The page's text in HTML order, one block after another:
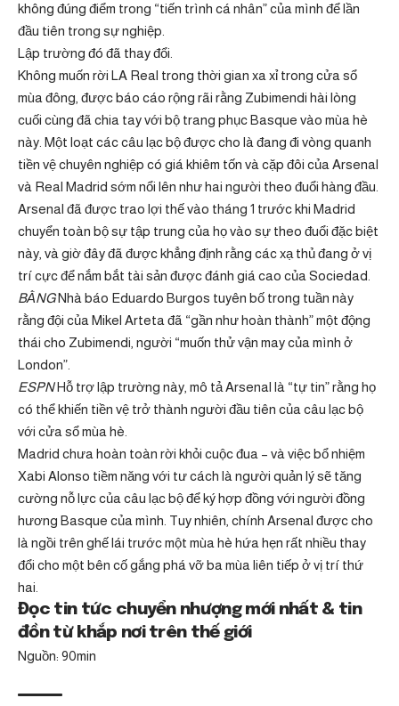
không đúng điểm trong “tiến trình cá nhân” của mình để lần
đầu tiên trong sự nghiệp.
Lập trường đó đã thay đổi.
Không muốn rời LA Real trong thời gian xa xỉ trong cửa sổ
mùa đông, được báo cáo rộng rãi rằng Zubimendi hài lòng
cuối cùng đã chia tay với bộ trang phục Basque vào mùa hè
này. Một loạt các câu lạc bộ được cho là đang đi vòng quanh
tiền vệ chuyên nghiệp có giá khiêm tốn và cặp đôi của Arsenal
và Real Madrid sớm nổi lên như hai người theo đuổi hàng đầu.
Arsenal đã được trao lợi thế vào tháng 1 trước khi Madrid
chuyển toàn bộ sự tập trung của họ vào sự theo đuổi đặc biệt
này, và giờ đây đã được khẳng định rằng các xạ thủ đang ở vị
trí cực để nắm bắt tài sản được đánh giá cao của Sociedad.
BẰNGNhà báo Eduardo Burgos tuyên bố trong tuần này
rằng đội của Mikel Arteta đã “gần như hoàn thành” một động
thái cho Zubimendi, người “muốn thử vận ​​may của mình ở
London”.
ESPNHỗ trợ lập trường này, mô tả Arsenal là “tự tin” rằng họ
có thể khiến tiền vệ trở thành người đầu tiên của câu lạc bộ
với cửa sổ mùa hè.
Madrid chưa hoàn toàn rời khỏi cuộc đua – và việc bổ nhiệm
Xabi Alonso tiềm năng với tư cách là người quản lý sẽ tăng
cường nỗ lực của câu lạc bộ để ký hợp đồng với người đồng
hương Basque của mình. Tuy nhiên, chính Arsenal được cho
là ngồi trên ghế lái trước một mùa hè hứa hẹn rất nhiều thay
đổi cho một bên cố gắng phá vỡ ba mùa liên tiếp ở vị trí thứ
hai.
Đọc tin tức chuyển nhượng mới nhất & tin
đồn từ khắp nơi trên thế giới
Nguồn: 90min